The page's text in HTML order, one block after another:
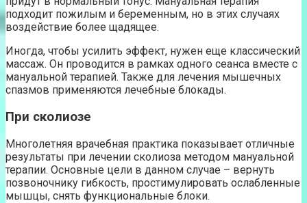
подходит пожилым и беременным, но в этих случаях
воздействие более щадящее.
Иногда, чтобы усилить эффект, нужен еще классический
массаж. Он проводится в рамках одного сеанса вместе с
мануальной терапией. Также для лечения мышечных
спазмов применяются лечебные блокады.
При сколиозе
Многолетняя врачебная практика показывает отличные
результаты при лечении сколиоза методом мануальной
терапии. Основные цели в данном случае – вернуть
позвоночнику гибкость, простимулировать ослабленные
мышцы, снять функциональные блоки.